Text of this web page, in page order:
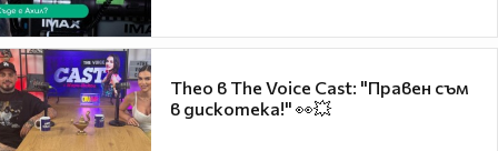
Theo в The Voice Cast: "Правен съм
в дискотека!" 👀💥